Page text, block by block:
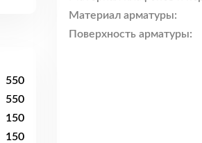
550
550
150
150
Материал арматуры:
Поверхность арматуры: